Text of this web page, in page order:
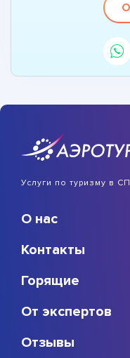
Услуги по туризму в
О нас
Контакты
Горящие
От экспертов
Отзывы